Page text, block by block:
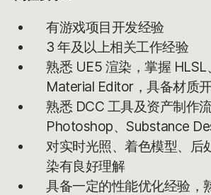
有游戏项目开发经验
3 年及以上相关工作经验
熟悉 UE5 渲染，掌握 HLSL
Material Editor，具备材质
熟悉 DCC 工具及资产制作
Photoshop、Substance
对实时光照、着色模型、后
染有良好理解
具备一定的性能优化经验，